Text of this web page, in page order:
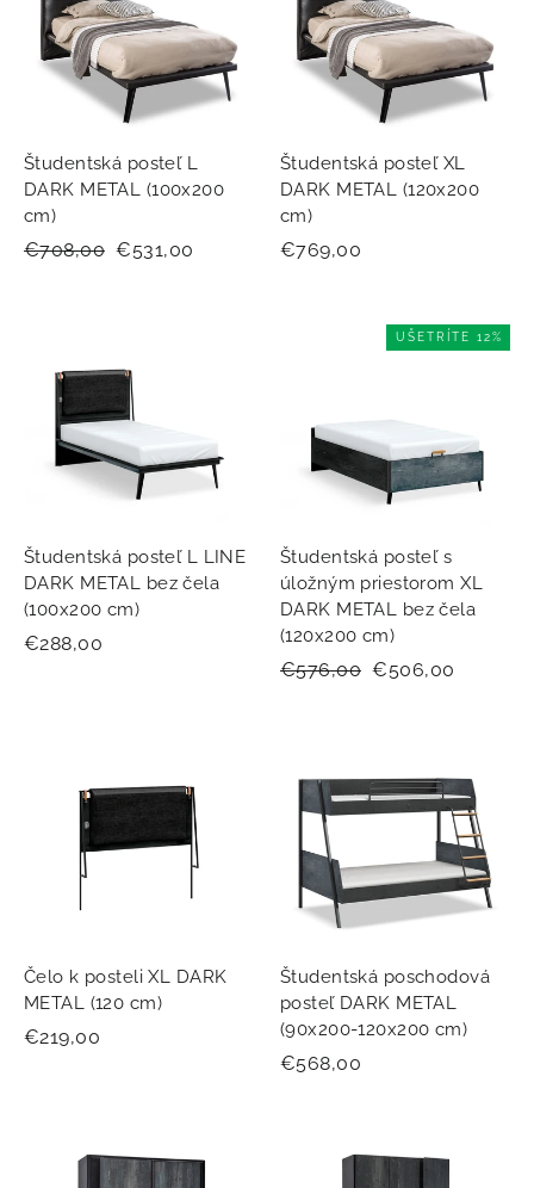
Študentská posteľ L
DARK METAL (100x200
cm)
Normálna
€708,00 Zľavnená
€531,00
Študentská posteľ XL
DARK METAL (120x200
cm)
€769,00
Študentská posteľ L LINE
DARK METAL bez čela
(100x200 cm)
€288,00
UŠETRÍTE 12%
Študentská posteľ s
úložným priestorom XL
DARK METAL bez čela
(120x200 cm)
Normálna
€576,00 Zľavnená
€506,00
Čelo k posteli XL DARK
METAL (120 cm)
€219,00
Študentská poschodová
posteľ DARK METAL
(90x200-120x200 cm)
€568,00